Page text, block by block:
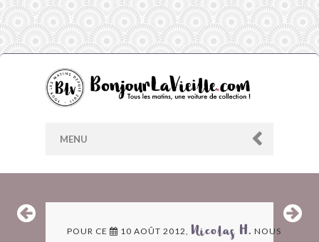
MENU
POUR CE 10 AOÛT 2012, Nicolas H. NOUS